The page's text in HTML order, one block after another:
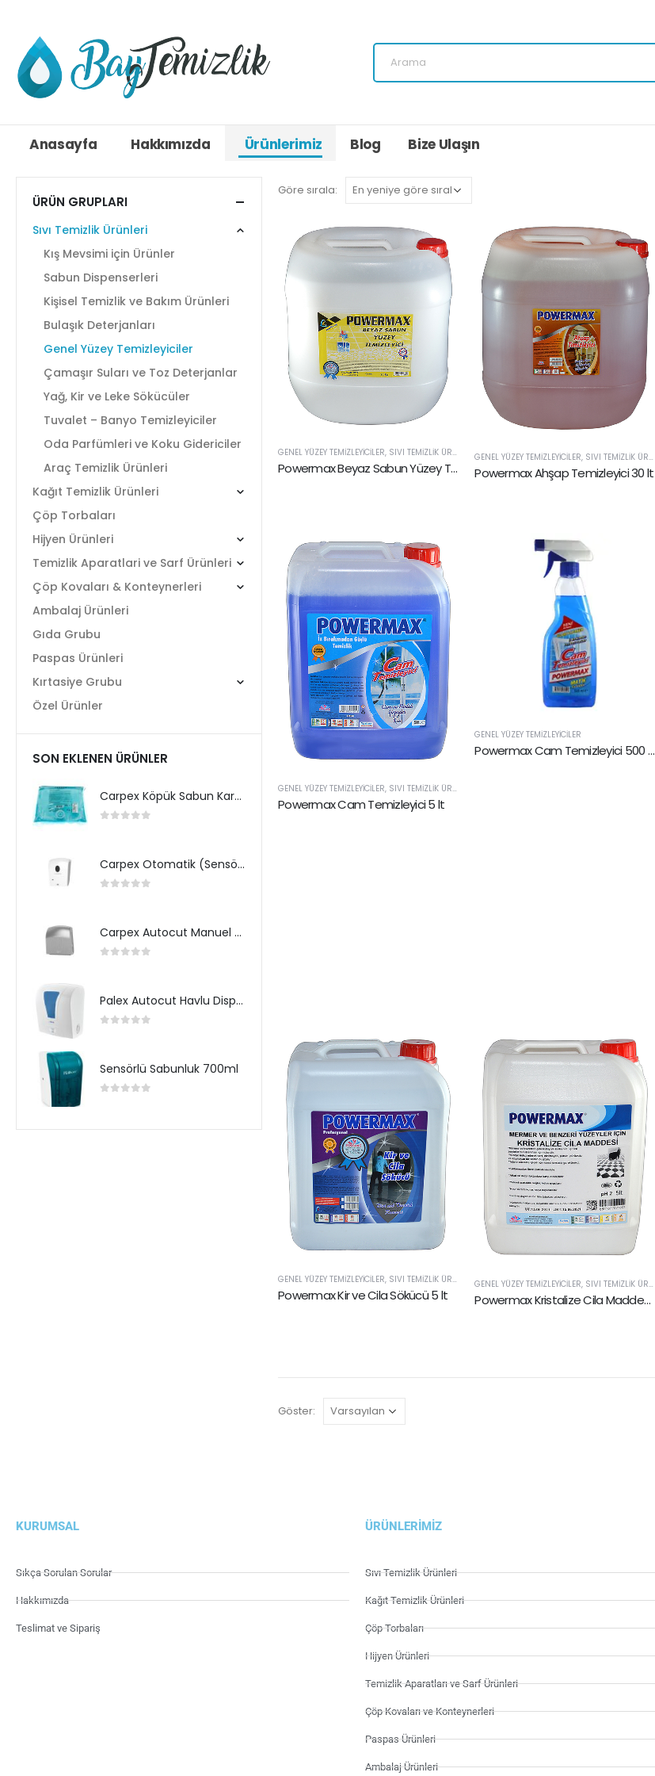
Anasayfa Hakkımızda Ürünlerimiz Blog Bize Ulaşın
Göre sırala:
GENEL YÜZEY TEMIZLEYICILER, SIVI TEMIZLIK ÜRÜNLERI
Powermax Beyaz Sabun Yüzey Temizleyici 30 lt
GENEL YÜZEY TEMIZLEYICILER, SIVI TEMIZLIK ÜRÜNLERI
Powermax Ahşap Temizleyici 30 lt
GENEL YÜZEY TEMIZLEYICILER, SIVI TEMIZLIK ÜRÜNLERI
Powermax Cam Temizleyici 5 lt
GENEL YÜZEY TEMIZLEYICILER
Powermax Cam Temizleyici 500 ml
GENEL YÜZEY TEMIZLEYICILER, SIVI TEMIZLIK ÜRÜNLERI
Powermax Kir ve Cila Sökücü 5 lt
GENEL YÜZEY TEMIZLEYICILER, SIVI TEMIZLIK ÜRÜNLERI
Powermax Kristalize Cila Maddesi 5 lt
Göster:
ÜRÜN GRUPLARI
Sıvı Temizlik Ürünleri
Kış Mevsimi için Ürünler
Sabun Dispenserleri
Kişisel Temizlik ve Bakım Ürünleri
Bulaşık Deterjanları
Genel Yüzey Temizleyiciler
Çamaşır Suları ve Toz Deterjanlar
Yağ, Kir ve Leke Sökücüler
Tuvalet – Banyo Temizleyiciler
Oda Parfümleri ve Koku Gidericiler
Araç Temizlik Ürünleri
Kağıt Temizlik Ürünleri
Çöp Torbaları
Hijyen Ürünleri
Temizlik Aparatlari ve Sarf Ürünleri
Çöp Kovaları & Konteynerleri
Ambalaj Ürünleri
Gıda Grubu
Paspas Ürünleri
Kırtasiye Grubu
Özel Ürünler
SON EKLENEN ÜRÜNLER
Carpex Köpük Sabun Kartuş
Carpex Otomatik (Sensörlü) Köpük Sabun Dispenseri
Carpex Autocut Manuel Havlu Dispenseri
Palex Autocut Havlu Dispenseri
Sensörlü Sabunluk 700ml
KURUMSAL
Sıkça Sorulan Sorular
Hakkımızda
Teslimat ve Sipariş
ÜRÜNLERIMIZ
Sıvı Temizlik Ürünleri
Kağıt Temizlik Ürünleri
Çöp Torbaları
Hijyen Ürünleri
Temizlik Aparatları ve Sarf Ürünleri
Çöp Kovaları ve Konteynerleri
Paspas Ürünleri
Ambalaj Ürünleri